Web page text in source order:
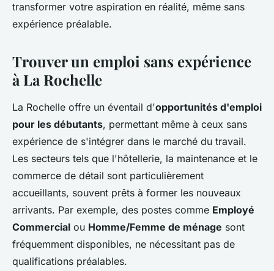
transformer votre aspiration en réalité, même sans
expérience préalable.
Trouver un emploi sans expérience
à La Rochelle
La Rochelle offre un éventail d'opportunités d'emploi
pour les débutants, permettant même à ceux sans
expérience de s'intégrer dans le marché du travail.
Les secteurs tels que l'hôtellerie, la maintenance et le
commerce de détail sont particulièrement
accueillants, souvent prêts à former les nouveaux
arrivants. Par exemple, des postes comme Employé
Commercial ou Homme/Femme de ménage sont
fréquemment disponibles, ne nécessitant pas de
qualifications préalables.